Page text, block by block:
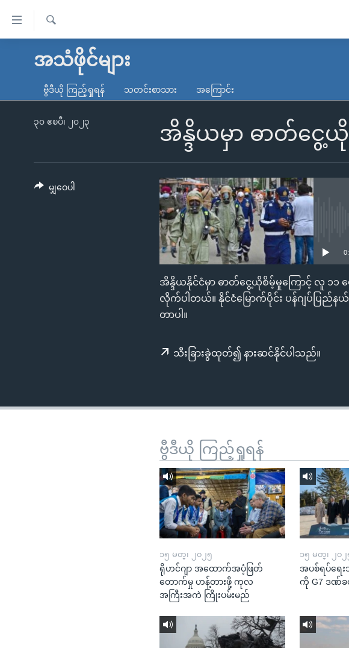
လွယ်ကူ
သည့်
မူလစာမျက်နှာ
ကမ္ဘာ့သတင်းများ
နိုင်ငံတကာ
တရုတ်
အစ္စရေး-ပါလက်စတိုင်း
ရပ်ဝန်းတခု လမ်းတခု အလွန်
အင်္ဂလိပ်စာလေ့လာမယ်
ရ
အသံဖိုင်များ
ဗွီဒီယို ကြည့်ရှုရန် သတင်းစာသား အကြောင်း
အိန္ဒိယမှာ ဓာတ်ငွေ့ယို
၃၀ ဧၿပီ၊ ၂၀၂၃
အိန္ဒိယနိုင်ငံမှာ ဓာတ်ငွေ့ယိုစိမ့်မှုကြောင့် လူ ၁
လိုက်ပါတယ်။ နိုင်ငံမြောက်ပိုင်း ပန်ဂျပ်ပြည်နယ်
တာပါ။
သီးခြားခွဲထုတ်၍ နားဆင်နိုင်ပါသည်။
မျှဝေပါ
ဗွီဒီယို ကြည့်ရှုရန်
၁၅ မတ္၊ ၂၀၂၅
ရိုဟင်ဂျာ အထောက်အပံ့ဖြတ်
တောက်မှု ဟန့်တားဖို့ ကုလ
အကြီးအကဲ ကြိုးပမ်းမည်
၁၅ မတ္၊ ၂၀၂
အပစ်ရပ်ရေ
ကို G7 ဒဏ်